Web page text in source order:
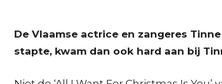
De Vlaamse actrice en zangeres
stapte, kwam dan ook hard aan bij